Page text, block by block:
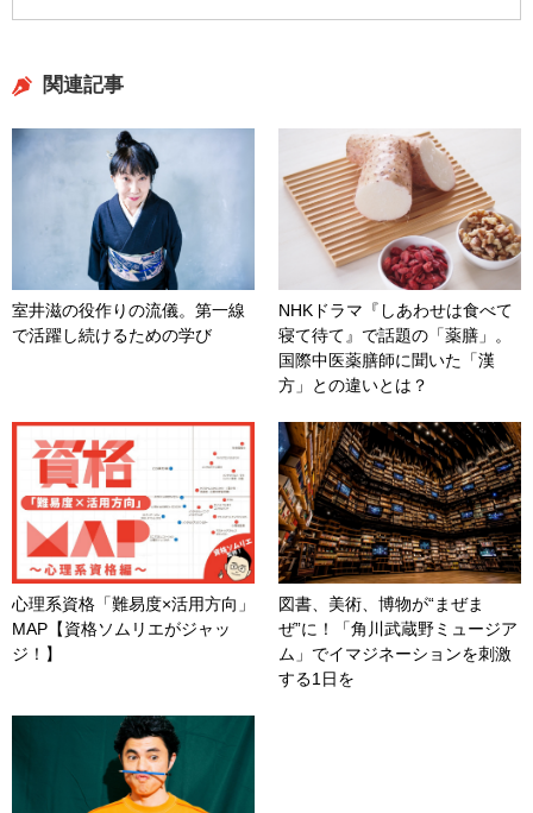
関連記事
室井滋の役作りの流儀。第一線
で活躍し続けるための学び
NHKドラマ『しあわせは食べて
寝て待て』で話題の「薬膳」。
国際中医薬膳師に聞いた「漢
方」との違いとは？
心理系資格「難易度×活用方向」
MAP【資格ソムリエがジャッ
ジ！】
図書、美術、博物が“まぜま
ぜ”に！「角川武蔵野ミュージア
ム」でイマジネーションを刺激
する1日を